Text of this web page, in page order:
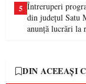
5 Întreruperi
din județul Satu
anunță lucrări la
DIN ACEEAȘI